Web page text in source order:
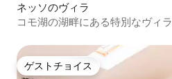
ネッソのヴィラ
コモ湖の湖畔にある特別なヴィラ
ゲストチョイス
ゲストチョイス